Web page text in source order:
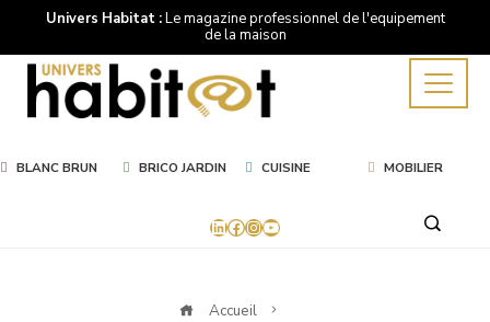
Univers Habitat :Le magazine professionnel de l'equipement
de la maison
BLANC BRUN BRICO JARDIN CUISINE MOBILIER
LinkedIn
Facebook
Instagram
YouTube
Accueil